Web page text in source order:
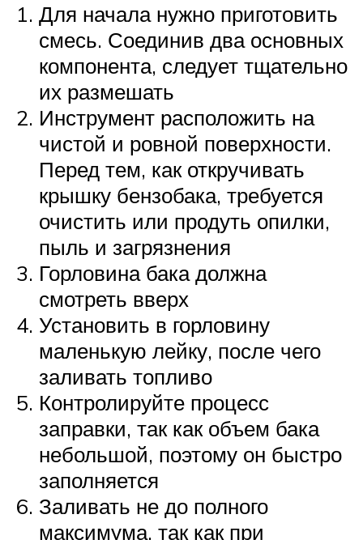
Для начала нужно приготовить
смесь. Соединив два основных
компонента, следует тщательно
их размешать
Инструмент расположить на
чистой и ровной поверхности.
Перед тем, как откручивать
крышку бензобака, требуется
очистить или продуть опилки,
пыль и загрязнения
Горловина бака должна
смотреть вверх
Установить в горловину
маленькую лейку, после чего
заливать топливо
Контролируйте процесс
заправки, так как объем бака
небольшой, поэтому он быстро
заполняется
Заливать не до полного
максимума, так как при